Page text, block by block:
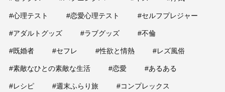
#心理テスト #恋愛心理テスト #セルフプレジャー
#アダルトグッズ #ラブグッズ #不倫
#既婚者 #セフレ #性欲と情熱 #レズ風俗
#素敵なひとの素敵な生活 #恋愛 #あるある
#レシピ #週末ふらり旅 #コンプレックス